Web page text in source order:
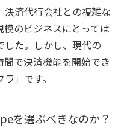
済代行会社との複雑な
のビジネスにとっては
した。しかし、現代の
で決済機能を開始でき
」です。
を選ぶべきなのか？